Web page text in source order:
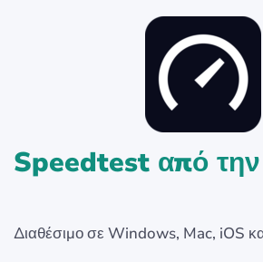
Speedtest από
Διαθέσιμο σε Windows, Mac, iOS